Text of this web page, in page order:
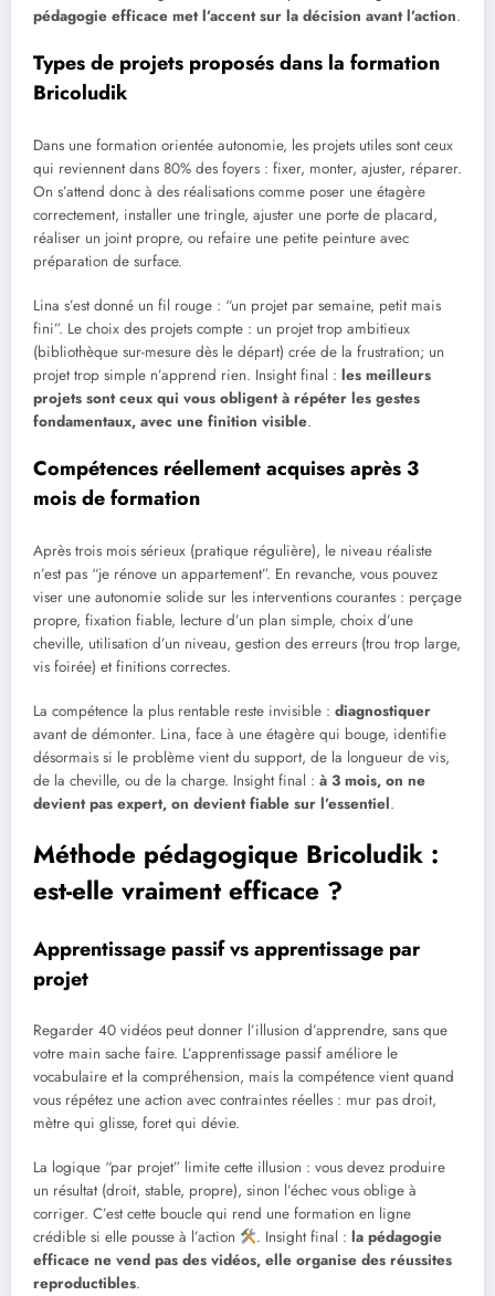
pédagogie efficace met l’accent sur la décision avant l’action.
Types de projets proposés dans la formation
Bricoludik
Dans une formation orientée autonomie, les projets utiles sont ceux
qui reviennent dans 80% des foyers : fixer, monter, ajuster, réparer.
On s’attend donc à des réalisations comme poser une étagère
correctement, installer une tringle, ajuster une porte de placard,
réaliser un joint propre, ou refaire une petite peinture avec
préparation de surface.
Lina s’est donné un fil rouge : “un projet par semaine, petit mais
fini”. Le choix des projets compte : un projet trop ambitieux
(bibliothèque sur-mesure dès le départ) crée de la frustration; un
projet trop simple n’apprend rien. Insight final : les meilleurs
projets sont ceux qui vous obligent à répéter les gestes
fondamentaux, avec une finition visible.
Compétences réellement acquises après 3
mois de formation
Après trois mois sérieux (pratique régulière), le niveau réaliste
n’est pas “je rénove un appartement”. En revanche, vous pouvez
viser une autonomie solide sur les interventions courantes : perçage
propre, fixation fiable, lecture d’un plan simple, choix d’une
cheville, utilisation d’un niveau, gestion des erreurs (trou trop large,
vis foirée) et finitions correctes.
La compétence la plus rentable reste invisible : diagnostiquer
avant de démonter. Lina, face à une étagère qui bouge, identifie
désormais si le problème vient du support, de la longueur de vis,
de la cheville, ou de la charge. Insight final : à 3 mois, on ne
devient pas expert, on devient fiable sur l’essentiel.
Méthode pédagogique Bricoludik :
est-elle vraiment efficace ?
Apprentissage passif vs apprentissage par
projet
Regarder 40 vidéos peut donner l’illusion d’apprendre, sans que
votre main sache faire. L’apprentissage passif améliore le
vocabulaire et la compréhension, mais la compétence vient quand
vous répétez une action avec contraintes réelles : mur pas droit,
mètre qui glisse, foret qui dévie.
La logique “par projet” limite cette illusion : vous devez produire
un résultat (droit, stable, propre), sinon l’échec vous oblige à
corriger. C’est cette boucle qui rend une formation en ligne
crédible si elle pousse à l’action
. Insight final :la pédagogie
efficace ne vend pas des vidéos, elle organise des réussites
reproductibles.